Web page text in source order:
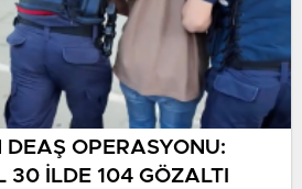
OPERASYONU:
30 İLDE 104 GÖZALTI